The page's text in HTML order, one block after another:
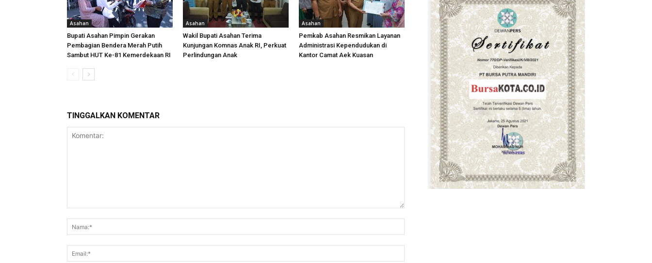
Asahan
Bupati Asahan Pimpin Gerakan
Pembagian Bendera Merah Putih
Sambut HUT Ke-81 Kemerdekaan RI
Asahan
Wakil Bupati Asahan Terima
Kunjungan Komnas Anak RI, Perkuat
Perlindungan Anak
Asahan
Pemkab Asahan Resmikan Layanan
Administrasi Kependudukan di
Kantor Camat Aek Kuasan
TINGGALKAN KOMENTAR